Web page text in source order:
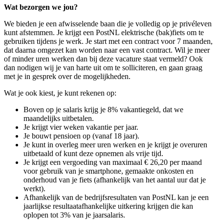
Wat bezorgen we jou?
We bieden je een afwisselende baan die je volledig op je privéleven
kunt afstemmen. Je krijgt een PostNL elektrische (bak)fiets om te
gebruiken tijdens je werk. Je start met een contract voor 7 maanden,
dat daarna omgezet kan worden naar een vast contract. Wil je meer
of minder uren werken dan bij deze vacature staat vermeld? Ook
dan nodigen wij je van harte uit om te solliciteren, en gaan graag
met je in gesprek over de mogelijkheden.
Wat je ook kiest, je kunt rekenen op:
Boven op je salaris krijg je 8% vakantiegeld, dat we
maandelijks uitbetalen.
Je krijgt vier weken vakantie per jaar.
Je bouwt pensioen op (vanaf 18 jaar).
Je kunt in overleg meer uren werken en je krijgt je overuren
uitbetaald of kunt deze opnemen als vrije tijd.
Je krijgt een vergoeding van maximaal € 26,20 per maand
voor gebruik van je smartphone, gemaakte onkosten en
onderhoud van je fiets (afhankelijk van het aantal uur dat je
werkt).
Afhankelijk van de bedrijfsresultaten van PostNL kan je een
jaarlijkse resultaatafhankelijke uitkering krijgen die kan
oplopen tot 3% van je jaarsalaris.